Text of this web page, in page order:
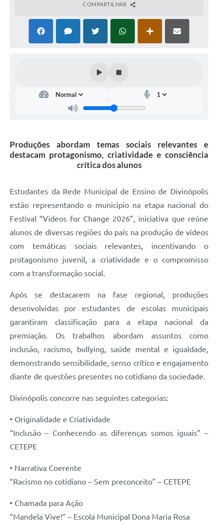
COMPARTILHAR
Produções abordam temas sociais relevantes e
destacam protagonismo, criatividade e consciência
crítica dos alunos
Estudantes da Rede Municipal de Ensino de Divinópolis
estão representando o município na etapa nacional do
Festival “Videos for Change 2026”, iniciativa que reúne
alunos de diversas regiões do país na produção de vídeos
com temáticas sociais relevantes, incentivando o
protagonismo juvenil, a criatividade e o compromisso
com a transformação social.
Após se destacarem na fase regional, produções
desenvolvidas por estudantes de escolas municipais
garantiram classificação para a etapa nacional da
premiação. Os trabalhos abordam assuntos como
inclusão, racismo, bullying, saúde mental e igualdade,
demonstrando sensibilidade, senso crítico e engajamento
diante de questões presentes no cotidiano da sociedade.
Divinópolis concorre nas seguintes categorias:
• Originalidade e Criatividade
“Inclusão – Conhecendo as diferenças somos iguais” –
CETEPE
• Narrativa Coerente
“Racismo no cotidiano – Sem preconceito” – CETEPE
• Chamada para Ação
“Mandela Vive!” – Escola Municipal Dona Maria Rosa